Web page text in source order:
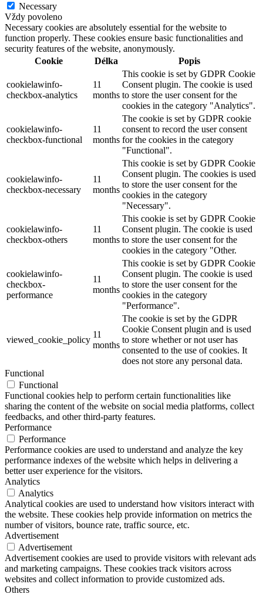
Necessary
Vždy povoleno
Necessary cookies are absolutely essential for the website to
function properly. These cookies ensure basic functionalities and
security features of the website, anonymously.
Cookie
Délka Popis
cookielawinfo-
checkbox-analytics
11
months
This cookie is set by GDPR Cookie
Consent plugin. The cookie is used
to store the user consent for the
cookies in the category "Analytics".
cookielawinfo-
checkbox-functional
11
months
The cookie is set by GDPR cookie
consent to record the user consent
for the cookies in the category
"Functional".
cookielawinfo-
checkbox-necessary
11
months
This cookie is set by GDPR Cookie
Consent plugin. The cookies is used
to store the user consent for the
cookies in the category
"Necessary".
cookielawinfo-
checkbox-others
11
months
This cookie is set by GDPR Cookie
Consent plugin. The cookie is used
to store the user consent for the
cookies in the category "Other.
cookielawinfo-
checkbox-
performance
11
months
This cookie is set by GDPR Cookie
Consent plugin. The cookie is used
to store the user consent for the
cookies in the category
"Performance".
viewed_cookie_policy
11
months
The cookie is set by the GDPR
Cookie Consent plugin and is used
to store whether or not user has
consented to the use of cookies. It
does not store any personal data.
Functional
Functional
Functional cookies help to perform certain functionalities like
sharing the content of the website on social media platforms, collect
feedbacks, and other third-party features.
Performance
Performance
Performance cookies are used to understand and analyze the key
performance indexes of the website which helps in delivering a
better user experience for the visitors.
Analytics
Analytics
Analytical cookies are used to understand how visitors interact with
the website. These cookies help provide information on metrics the
number of visitors, bounce rate, traffic source, etc.
Advertisement
Advertisement
Advertisement cookies are used to provide visitors with relevant ads
and marketing campaigns. These cookies track visitors across
websites and collect information to provide customized ads.
Others